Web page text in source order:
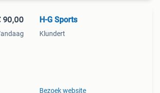
90,00 H-G Sports
Klundert
Bezoek website